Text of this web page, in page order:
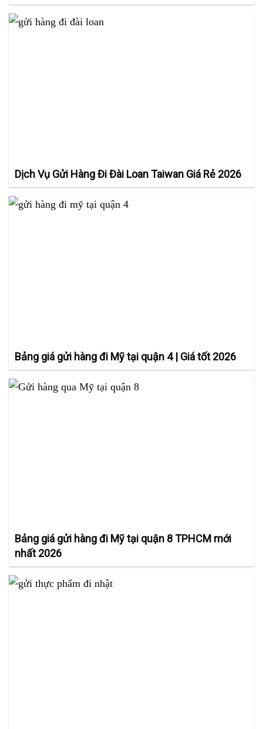
Dịch Vụ Gửi Hàng Đi Đài Loan Taiwan Giá Rẻ 2026
Bảng giá gửi hàng đi Mỹ tại quận 4 | Giá tốt 2026
Bảng giá gửi hàng đi Mỹ tại quận 8 TPHCM mới
nhất 2026